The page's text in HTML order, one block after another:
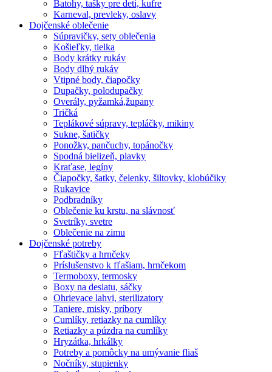
Batohy, tašky pre deti, kufre
Karneval, prevleky, oslavy
Dojčenské oblečenie
Súpravičky, sety oblečenia
Košieľky, tielka
Body krátky rukáv
Body dlhý rukáv
Vtipné body, čiapočky
Dupačky, polodupačky
Overály, pyžamká,župany
Tričká
Teplákové súpravy, tepláčky, mikiny
Sukne, šatičky
Ponožky, pančuchy, topánočky
Spodná bielizeň, plavky
Kraťase, legíny
Čiapočky, šatky, čelenky, šiltovky, klobúčiky
Rukavice
Podbradníky
Oblečenie ku krstu, na slávnosť
Svetríky, svetre
Oblečenie na zimu
Dojčenské potreby
Fľaštičky a hrnčeky
Príslušenstvo k fľašiam, hrnčekom
Termoboxy, termosky
Boxy na desiatu, sáčky
Ohrievace lahvi, sterilizatory
Taniere, misky, príbory
Cumlíky, retiazky na cumlíky
Retiazky a púzdra na cumlíky
Hryzátka, hrkálky
Potreby a pomôcky na umývanie fliaš
Nočníky, stupienky